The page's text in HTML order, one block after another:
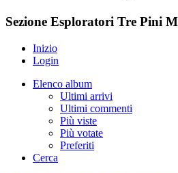
Sezione Esploratori Tre Pini
Inizio
Login
Elenco album
Ultimi arrivi
Ultimi commenti
Più viste
Più votate
Preferiti
Cerca